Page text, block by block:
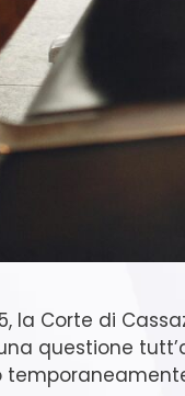
la Corte di
questione